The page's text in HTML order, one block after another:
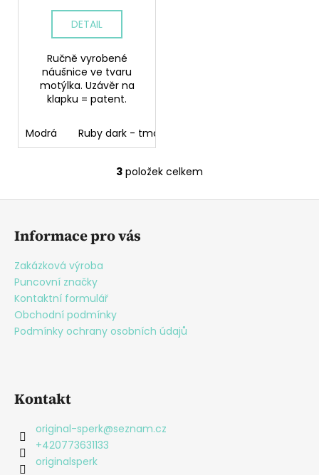
DETAIL
Ručně vyrobené
náušnice ve tvaru
motýlka. Uzávěr na
klapku = patent.
Modrá Ruby dark - tmavě červená
O
v
v
i
3 položek celkem
Informace pro vás
Zakázková výroba
Puncovní značky
Kontaktní formulář
Obchodní podmínky
Podmínky ochrany osobních údajů
Kontakt
original-sperk@seznam.cz
+420773631133
originalsperk